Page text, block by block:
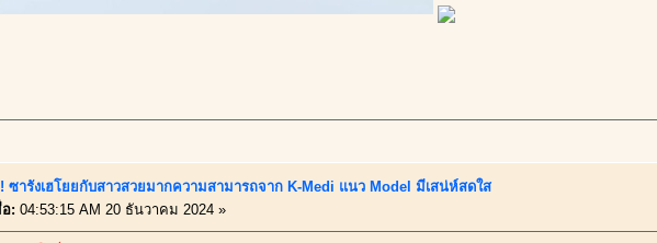
ซารังเฮโยยกับสาวสวยมากความสามารถจาก K-Medi แนว Model มีเสน่ห์สดใส
: 04:53:15 AM 20 ธันวาคม 2024 »